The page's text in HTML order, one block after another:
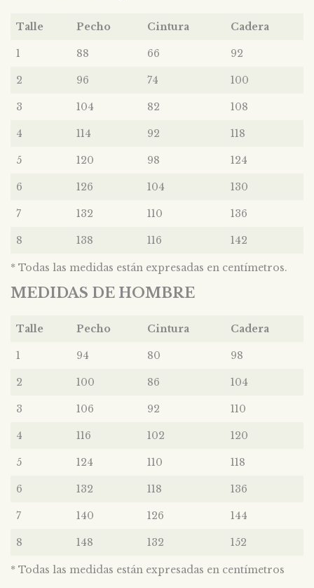
Talle Pecho Cintura Cadera
1 88 66 92
2 96 74 100
3 104 82 108
4 114 92 118
5 120 98 124
6 126 104 130
7 132 110 136
8 138 116 142
* Todas las medidas están expresadas en centímetros.
MEDIDAS DE HOMBRE
Talle Pecho Cintura Cadera
1 94 80 98
2 100 86 104
3 106 92 110
4 116 102 120
5 124 110 118
6 132 118 136
7 140 126 144
8 148 132 152
* Todas las medidas están expresadas en centímetros